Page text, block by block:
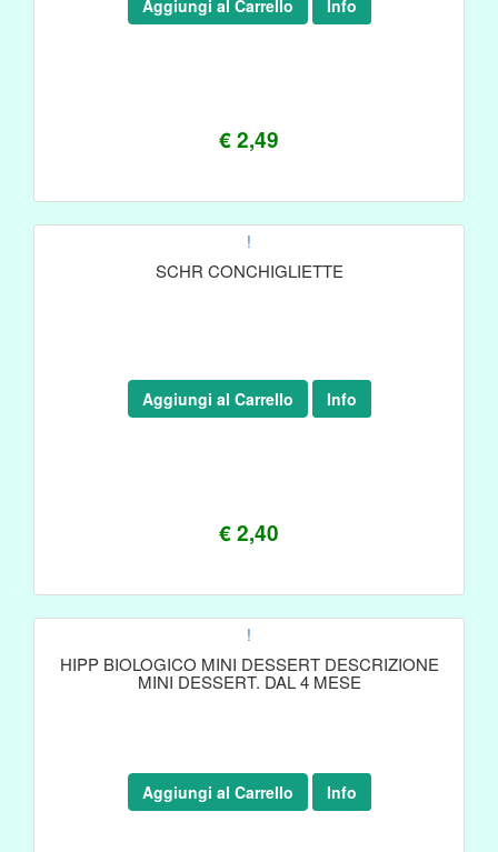
€ 2,49
Aggiungi al Carrello Info
!
SCHR CONCHIGLIETTE
€ 2,40
Aggiungi al Carrello Info
!
HIPP BIOLOGICO MINI DESSERT DESCRIZIONE
MINI DESSERT. DAL 4 MESE
Aggiungi al Carrello Info